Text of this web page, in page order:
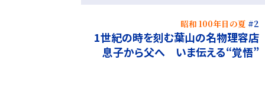
昭和 100年目の夏 #2
1世紀の時を刻む葉山の名物理容店
息子から父へ いま伝える“覚悟”